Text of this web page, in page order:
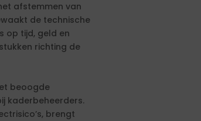
afstemmen van
de technische
op tijd, geld en
richting de
beoogde
kaderbeheerders.
brengt